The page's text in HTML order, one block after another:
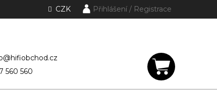
CZK Přihlášení
560 560
NÁKUPNÍ